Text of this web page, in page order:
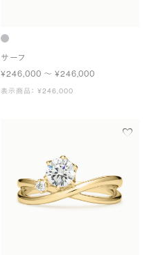
サーフ
¥246,000 〜 ¥246,000
表示商品： ¥246,000